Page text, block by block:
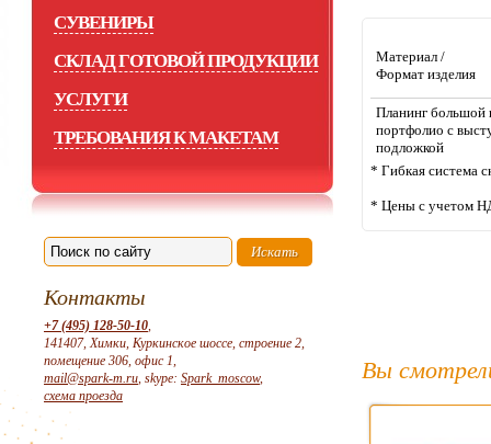
СУВЕНИРЫ
СКЛАД ГОТОВОЙ ПРОДУКЦИИ
УСЛУГИ
ТРЕБОВАНИЯ К МАКЕТАМ
Контакты
+7 (495) 128-50-10,
141407, Химки, Куркинское шоссе, строение 2,
помещение 306, офис 1,
mail@spark-m.ru, skype: Spark_moscow,
схема проезда
Материал /
Формат изделия
Планинг большой
портфолио с
подложкой
* Гибкая система
* Цены с учетом
Вы